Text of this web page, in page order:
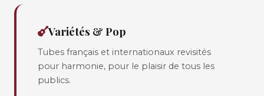
Variétés & Pop
Tubes français et internationaux revisités
pour harmonie, pour le plaisir de tous les
publics.